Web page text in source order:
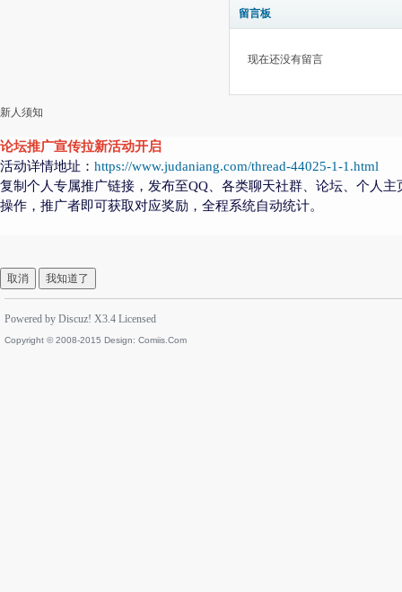
留言板
现在还没有留言
新人须知
论坛推广宣传拉新活动开启
活动详情地址： https://www.judaniang.com/thread-44025-1-1.html
复制个人专属推广链接，发布至QQ、各类聊天社群、论坛、个人
操作，推广者即可获取对应奖励，全程系统自动统计。
取消 我知道了
Powered by Discuz! X3.4 Licensed
Copyright © 2008-2015 Design: Comiis.Com